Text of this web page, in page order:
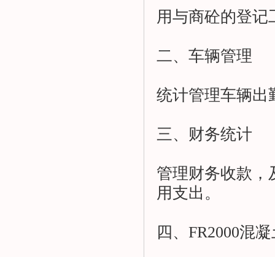
用与商砼的登记
二、车辆管理
统计管理车辆出
三、财务统计
管理财务收款，
用支出。
四、FR2000混